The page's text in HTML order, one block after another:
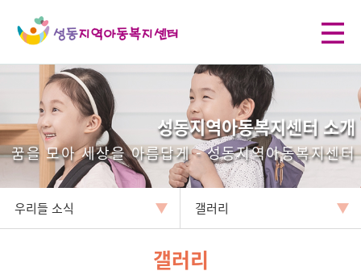
성동지역아동복지센터 소개
꿈을 모아 세상을 아름답게 - 성동지역아동복지센터
우리들 소식 갤러리
갤러리